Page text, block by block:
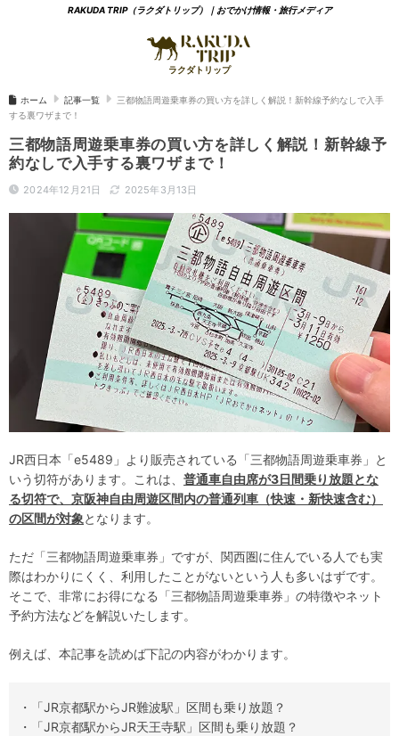
RAKUDA TRIP（ラクダトリップ）｜おでかけ情報・旅行メディア
ホーム 記事一覧
三都物語周遊乗車券の買い方を詳しく解説！新幹線予約なしで入手
する裏ワザまで！
三都物語周遊乗車券の買い方を詳しく解説！新幹線予
約なしで入手する裏ワザまで！
2024年12月21日 2025年3月13日
JR西日本「e5489」より販売されている「三都物語周遊乗車券」と
いう切符があります。これは、 普通車自由席が3日間乗り放題とな
る切符で、京阪神自由周遊区間内の普通列車（快速・新快速含む）
の区間が対象となります。
ただ「三都物語周遊乗車券」ですが、関西圏に住んでいる人でも実
際はわかりにくく、利用したことがないという人も多いはずです。
そこで、非常にお得になる「三都物語周遊乗車券」の特徴やネット
予約方法などを解説いたします。
例えば、本記事を読めば下記の内容がわかります。
・「JR京都駅からJR難波駅」区間も乗り放題？
・「JR京都駅からJR天王寺駅」区間も乗り放題？